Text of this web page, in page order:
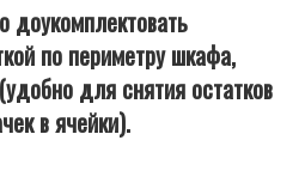
по периметру шкафа,
для снятия остатков
в ячейки).